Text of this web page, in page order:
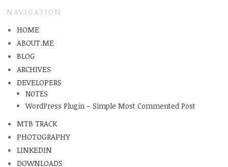
NAVIGATION
HOME
ABOUT.ME
BLOG
ARCHIVES
DEVELOPERS
NOTES
WordPress Plugin – Simple Most Commented Post
MTB TRACK
PHOTOGRAPHY
LINKEDIN
DOWNLOADS